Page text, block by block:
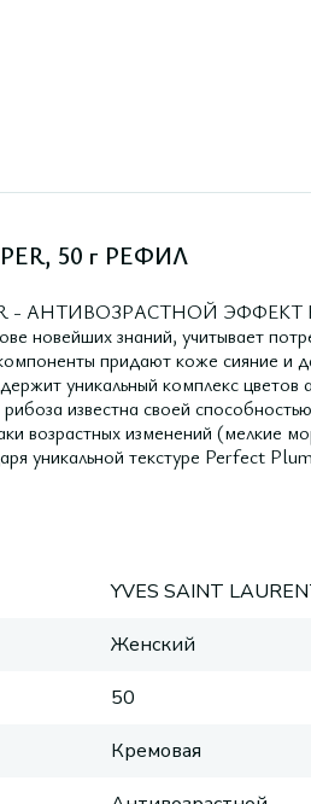
50 г РЕФИЛ
АНТИВОЗРАСТНОЙ ЭФФЕКТ
новейших знаний, учитывает
придают коже сияние и
уникальный комплекс цветов
известна своей
возрастных изменений (мелкие
уникальной текстуре Perfect
YVES SAINT
Женский
50
Кремовая